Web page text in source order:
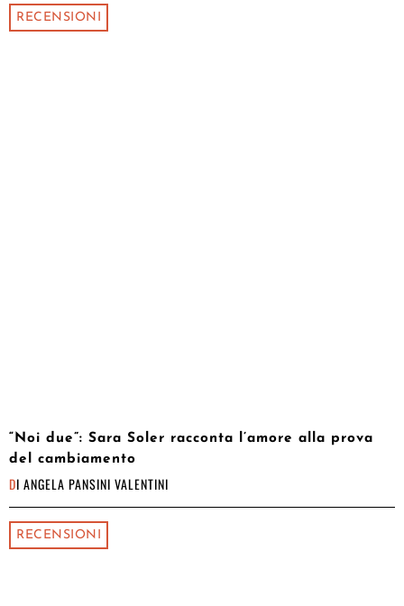
RECENSIONI
“Noi due”: Sara Soler racconta l’amore alla prova
del cambiamento
DI ANGELA PANSINI VALENTINI
RECENSIONI